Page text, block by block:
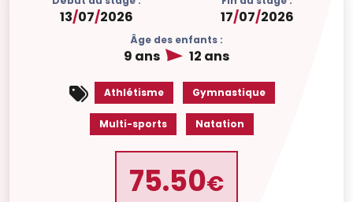
13/07/2026 17/07/2026
Âge des enfants :
9 ans 12 ans
Athlétisme Gymnastique
Multi-sports Natation
75.50€